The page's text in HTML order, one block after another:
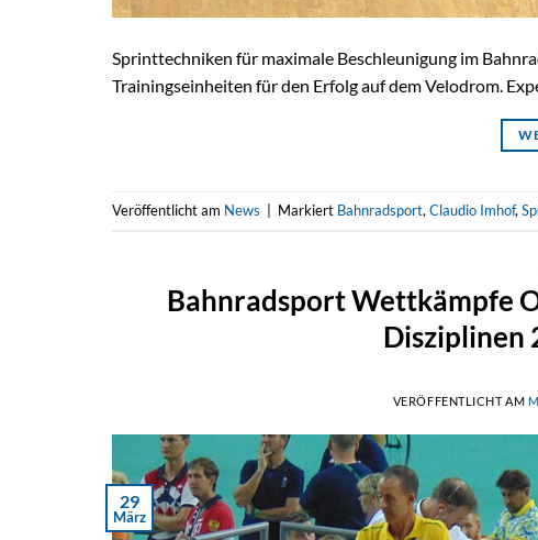
Sprinttechniken für maximale Beschleunigung im
Trainingseinheiten für den Erfolg auf dem Velodrom.
Veröffentlicht am News Markiert Bahnradsport, Claudio Imhof,
Bahnradsport Wettkämpfe
Disziplinen
VERÖFFENTLICHT AM
29
März